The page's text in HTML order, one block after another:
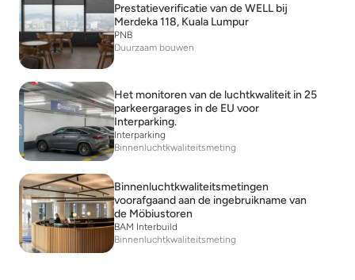
Prestatieverificatie van de WELL bij
Merdeka 118, Kuala Lumpur
PNB
Duurzaam bouwen
Het monitoren van de luchtkwaliteit in 25
parkeergarages in de EU voor
Interparking.
Interparking
Binnenluchtkwaliteitsmeting
Binnenluchtkwaliteitsmetingen
voorafgaand aan de ingebruikname van
de Möbiustoren
BAM Interbuild
Binnenluchtkwaliteitsmeting